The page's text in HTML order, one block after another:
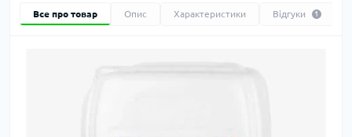
Все про товар Опис Характеристики Відгуки 1